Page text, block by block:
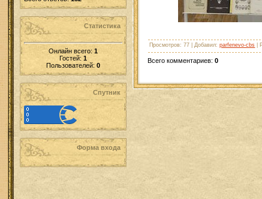
Статистика
Онлайн всего:1
Гостей:1
Пользователей:0
Спутник
Форма входа
Просмотров: 77 | Добавил:parfenevo-cbs
Всего комментариев:0